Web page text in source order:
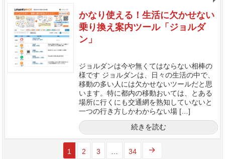
かなり使える！生活に欠かせない
乗り換え案内ツール「ジョルダ
ン」
ジョルダンは今や無くてはならない相棒の
様です ジョルダンは、日々の生活の中で、
移動の多い人には欠かせないツールだと思
います。特に都内の移動おいては、とある
場所に行くにも交通網を熟知していないと
一つの行き方しかわからない場 […]
続きを読む
1 2 3 34